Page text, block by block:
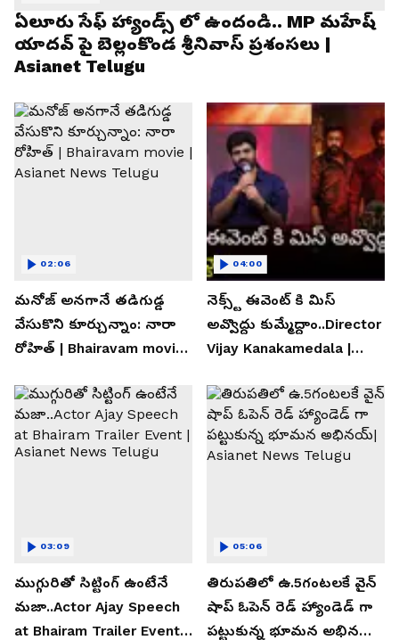
ఏలూరు సేఫ్ హ్యాండ్స్ లో ఉందండి.. MP మహేష్
యాదవ్ పై బెల్లంకొండ శ్రీనివాస్ ప్రశంసలు |
Asianet Telugu
మనోజ్ అనగానే తడిగుడ్డ
వేసుకొని కూర్చున్నాం: నారా
రోహిత్ | Bhairavam movie |
02:06
నెక్స్ట్ ఈవెంట్ కి మిస్
అవ్వొద్దు కుమ్మేద్దాం..Director
Vijay Kanakamedala |
04:00
ముగ్గురితో సిట్టింగ్ ఉంటేనే
మజా..Actor Ajay Speech
at Bhairam Trailer Event |
03:09
తిరుపతిలో ఉ.5గంటలకే వైన్
షాప్ ఓపెన్ రెడ్ హ్యాండెడ్ గా
పట్టుకున్న భూమన అభినయ్|
05:06